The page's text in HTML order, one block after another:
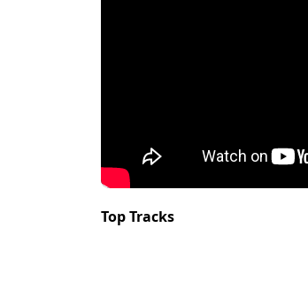
Top Tracks